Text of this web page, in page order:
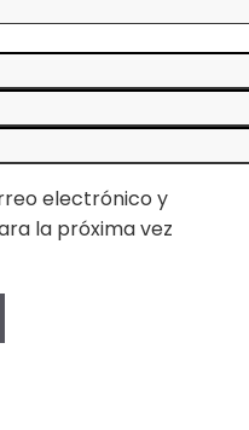
electrónico y
la próxima vez